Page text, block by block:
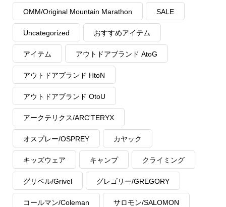
OMM/Original Mountain Marathon SALE
Uncategorized おすすめアイテム
アイテム アウトドアブランド AtoG
アウトドアブランド HtoN
アウトドアブランド OtoU
アークテリクス/ARC'TERYX
オスプレー/OSPREY カヤック
キッズウェア キャンプ クライミング
グリベル/Grivel グレゴリー/GREGORY
コールマン/Coleman サロモン/SALOMON